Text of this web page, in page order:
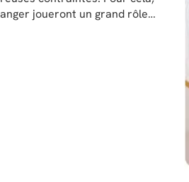
joueront un grand rôle…